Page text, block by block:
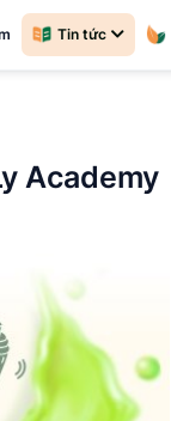
Tin tức
Academy